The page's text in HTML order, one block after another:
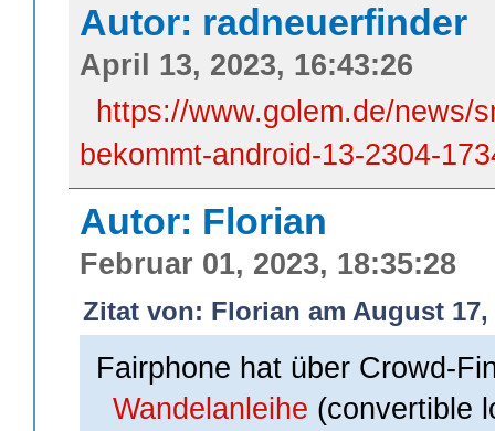
Autor: radneuerfinder
April 13, 2023, 16:43:26
https://www.golem.de/news/
bekommt-android-13-2304-
Autor: Florian
Februar 01, 2023, 18:35:28
Zitat von: Florian am August 17,
Fairphone hat über Crowd-
Wandelanleihe (convertible